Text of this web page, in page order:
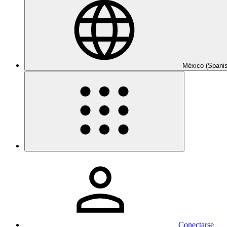
México
Conectarse